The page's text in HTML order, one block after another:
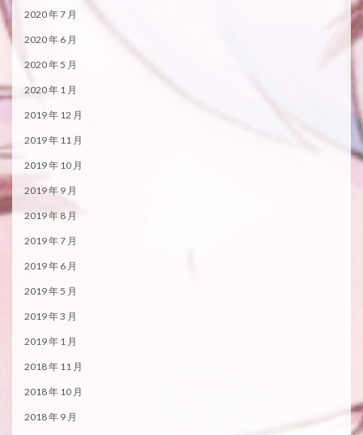
2020 年 7 月
2020 年 6 月
2020 年 5 月
2020 年 1 月
2019 年 12 月
2019 年 11 月
2019 年 10 月
2019 年 9 月
2019 年 8 月
2019 年 7 月
2019 年 6 月
2019 年 5 月
2019 年 3 月
2019 年 1 月
2018 年 11 月
2018 年 10 月
2018 年 9 月